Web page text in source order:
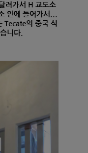
려가서 H 교도소
안에 들어가서...
Tecate의 중국 식
니다.